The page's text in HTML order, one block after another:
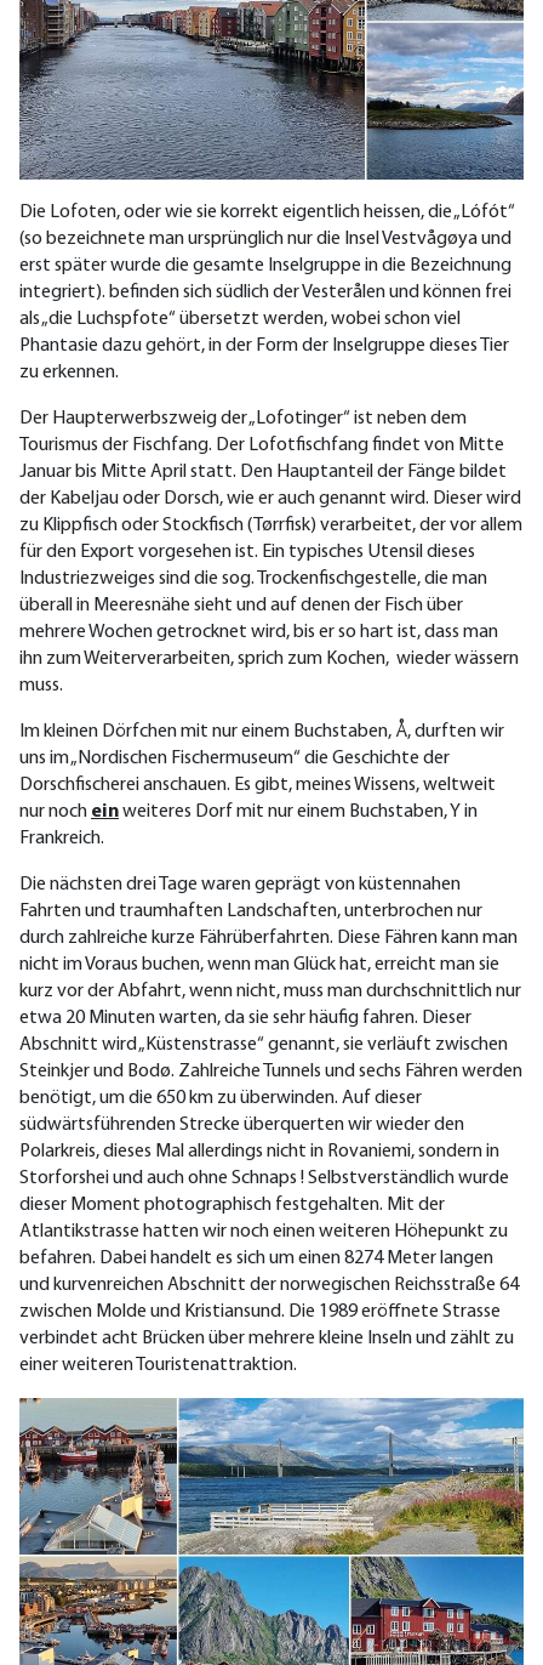
Die Lofoten, oder wie sie korrekt eigentlich heissen, die „Lófót“
(so bezeichnete man ursprünglich nur die Insel Vestvågøya und
erst später wurde die gesamte Inselgruppe in die Bezeichnung
integriert). befinden sich südlich der Vesterålen und können frei
als „die Luchspfote“ übersetzt werden, wobei schon viel
Phantasie dazu gehört, in der Form der Inselgruppe dieses Tier
zu erkennen.
Der Haupterwerbszweig der „Lofotinger“ ist neben dem
Tourismus der Fischfang. Der Lofotfischfang findet von Mitte
Januar bis Mitte April statt. Den Hauptanteil der Fänge bildet
der Kabeljau oder Dorsch, wie er auch genannt wird. Dieser wird
zu Klippfisch oder Stockfisch (Tørrfisk) verarbeitet, der vor allem
für den Export vorgesehen ist. Ein typisches Utensil dieses
Industriezweiges sind die sog. Trockenfischgestelle, die man
überall in Meeresnähe sieht und auf denen der Fisch über
mehrere Wochen getrocknet wird, bis er so hart ist, dass man
ihn zum Weiterverarbeiten, sprich zum Kochen, wieder wässern
muss.
Im kleinen Dörfchen mit nur einem Buchstaben, Å, durften wir
uns im „Nordischen Fischermuseum“ die Geschichte der
Dorschfischerei anschauen. Es gibt, meines Wissens, weltweit
nur noch einweiteres Dorf mit nur einem Buchstaben, Y in
Frankreich.
Die nächsten drei Tage waren geprägt von küstennahen
Fahrten und traumhaften Landschaften, unterbrochen nur
durch zahlreiche kurze Fährüberfahrten. Diese Fähren kann man
nicht im Voraus buchen, wenn man Glück hat, erreicht man sie
kurz vor der Abfahrt, wenn nicht, muss man durchschnittlich nur
etwa 20 Minuten warten, da sie sehr häufig fahren. Dieser
Abschnitt wird „Küstenstrasse“ genannt, sie verläuft zwischen
Steinkjer und Bodø. Zahlreiche Tunnels und sechs Fähren werden
benötigt, um die 650 km zu überwinden. Auf dieser
südwärtsführenden Strecke überquerten wir wieder den
Polarkreis, dieses Mal allerdings nicht in Rovaniemi, sondern in
Storforshei und auch ohne Schnaps ! Selbstverständlich wurde
dieser Moment photographisch festgehalten. Mit der
Atlantikstrasse hatten wir noch einen weiteren Höhepunkt zu
befahren. Dabei handelt es sich um einen 8274 Meter langen
und kurvenreichen Abschnitt der norwegischen Reichsstraße 64
zwischen Molde und Kristiansund. Die 1989 eröffnete Strasse
verbindet acht Brücken über mehrere kleine Inseln und zählt zu
einer weiteren Touristenattraktion.